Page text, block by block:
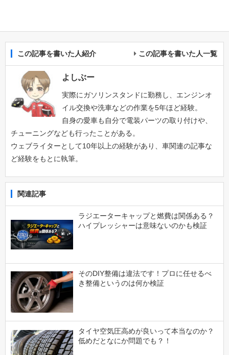
この記事を書いた人紹介 この記事を書いた人一覧
よしぶー
実際にガソリンスタンドに勤務し、エンジンオ
イル交換や洗車などの作業を5年ほど経験。
自身の愛車も自分で電装パーツの取り付けや、
チューニングなども行ったことがある。
ウェブライターとして10年以上の経験があり、車関連の記事な
ど経験をもとに執筆。
関連記事
ラジエーターキャップと燃費は関係ある？
ハイプレッシャーは意味ないのかも検証
そのDIY整備は違法です！プロに任せるべ
き整備というのは何か検証
タイヤ空気圧高めが良いって本当なのか？
低めだとなにか問題でも？！